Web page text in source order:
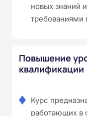
новых знаний
требованиями
Повышение
квалификации
Курс
работающих в